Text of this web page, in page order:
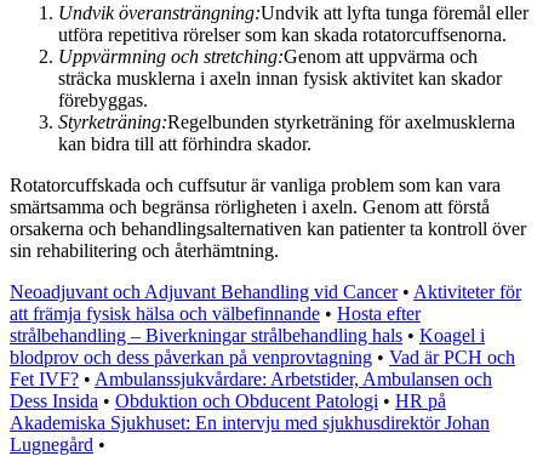
Undvik överansträngning:Undvik att lyfta tunga föremål eller
utföra repetitiva rörelser som kan skada rotatorcuffsenorna.
Uppvärmning och stretching:Genom att uppvärma och
sträcka musklerna i axeln innan fysisk aktivitet kan skador
förebyggas.
Styrketräning:Regelbunden styrketräning för axelmusklerna
kan bidra till att förhindra skador.
Rotatorcuffskada och cuffsutur är vanliga problem som kan vara
smärtsamma och begränsa rörligheten i axeln. Genom att förstå
orsakerna och behandlingsalternativen kan patienter ta kontroll över
sin rehabilitering och återhämtning.
Neoadjuvant och Adjuvant Behandling vid Cancer• Aktiviteter för
att främja fysisk hälsa och välbefinnande • Hosta efter
strålbehandling – Biverkningar strålbehandling hals • Koagel i
blodprov och dess påverkan på venprovtagning • Vad är PCH och
Fet IVF? • Ambulanssjukvårdare: Arbetstider, Ambulansen och
Dess Insida • Obduktion och Obducent Patologi • HR på
Akademiska Sjukhuset: En intervju med sjukhusdirektör Johan
Lugnegård •